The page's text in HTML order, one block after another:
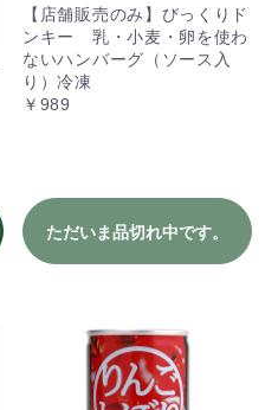
【店舗販売のみ】びっくりド
ンキー 乳・小麦・卵を使わ
ないハンバーグ（ソース入
り）冷凍
￥989
ただいま品切れ中です。